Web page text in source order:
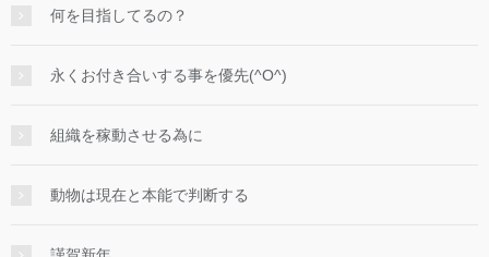
何を目指してるの？
永くお付き合いする事を優先(^O^)
組織を稼動させる為に
動物は現在と本能で判断する